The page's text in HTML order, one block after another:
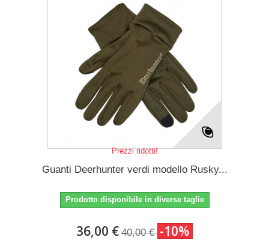
Prezzi ridotti!
Guanti Deerhunter verdi modello Rusky...
Prodotto disponibile in diverse taglie
36,00 € 40,00 € -10%